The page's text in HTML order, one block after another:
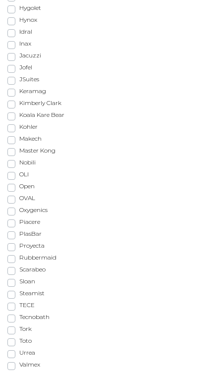
Hygolet
Hynox
Idral
Inax
Jacuzzi
Jofel
JSuites
Keramag
Kimberly Clark
Koala Kare Bear
Kohler
Makech
Master Kong
Nobili
OLI
Open
OVAL
Oxygenics
Piacere
PlasBar
Proyecta
Rubbermaid
Scarabeo
Sloan
Steamist
TECE
Tecnobath
Tork
Toto
Urrea
Valmex